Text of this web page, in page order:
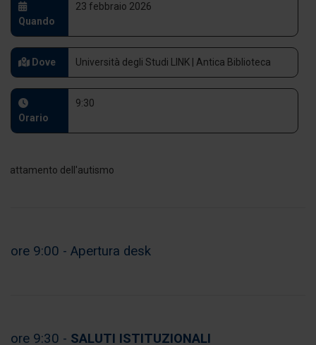
Quando
23 febbraio 2026
Dove Università degli Studi LINK | Antica Biblioteca
Orario
9:30
ore 9:00 - Apertura desk
ore 9:30 - SALUTI ISTITUZIONALI